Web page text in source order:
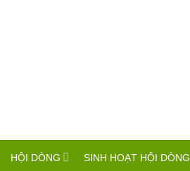
HỘI DÒNG SINH HOẠT HỘI DÒNG